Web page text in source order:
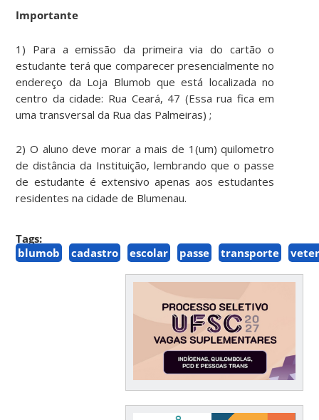
Importante
1) Para a emissão da primeira via do cartão o
estudante terá que comparecer presencialmente no
endereço da Loja Blumob que está localizada no
centro da cidade: Rua Ceará, 47 (Essa rua fica em
uma transversal da Rua das Palmeiras) ;
2) O aluno deve morar a mais de 1(um) quilometro
de distância da Instituição, lembrando que o passe
de estudante é extensivo apenas aos estudantes
residentes na cidade de Blumenau.
Tags:
blumob
cadastro escolar passe transporte